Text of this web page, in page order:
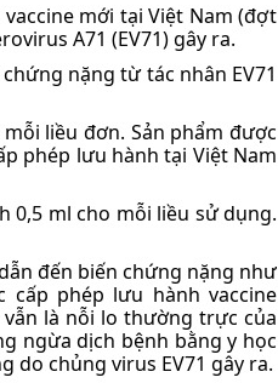
mới tại Việt Nam (đợt
A71 (EV71) gây ra.
nặng từ tác nhân EV71
liều đơn. Sản phẩm được
phép lưu hành tại Việt Nam
0,5 ml cho mỗi liều sử dụng.
đến biến chứng nặng như
phép lưu hành vaccine
là nỗi lo thường trực của
ngừa dịch bệnh bằng y học
do chủng virus EV71 gây ra.